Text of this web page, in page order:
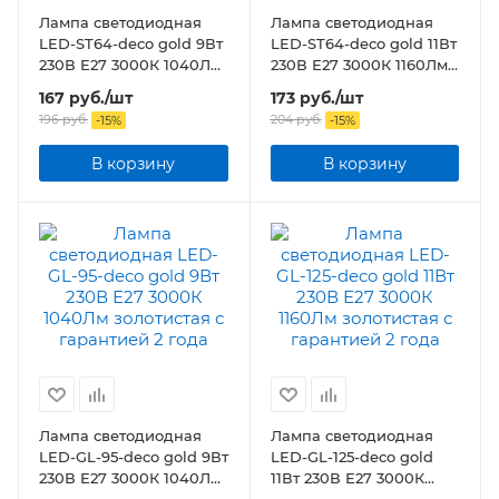
Лампа светодиодная
LED-ST64-deco gold 9Вт
230В Е27 3000К 1040Лм
золотистая
167 руб./шт
196руб. -15%
В корзину
Лампа светодиодная
LED-ST64-deco gold 11Вт
230В Е27 3000К 1160Лм
золотистая
173руб./шт
204руб. -15%
В корзину
Лампа светодиодная
LED-GL-95-deco gold 9Вт
230В Е27 3000К 1040Лм
Лампа светодиодная
LED-GL-125-deco gold
11Вт 230В Е27 3000К